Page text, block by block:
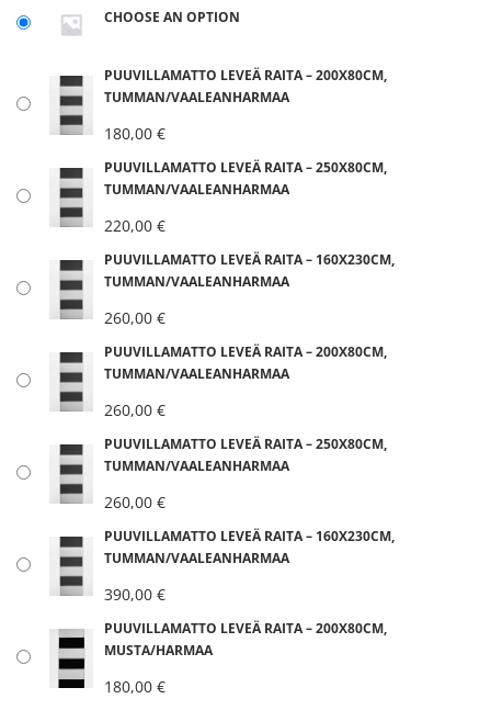
CHOOSE AN OPTION
PUUVILLAMATTO LEVEÄ RAITA – 200X80CM,
TUMMAN/VAALEANHARMAA
180,00 €
PUUVILLAMATTO LEVEÄ RAITA – 250X80CM,
TUMMAN/VAALEANHARMAA
220,00 €
PUUVILLAMATTO LEVEÄ RAITA – 160X230CM,
TUMMAN/VAALEANHARMAA
260,00 €
PUUVILLAMATTO LEVEÄ RAITA – 200X80CM,
TUMMAN/VAALEANHARMAA
260,00 €
PUUVILLAMATTO LEVEÄ RAITA – 250X80CM,
TUMMAN/VAALEANHARMAA
260,00 €
PUUVILLAMATTO LEVEÄ RAITA – 160X230CM,
TUMMAN/VAALEANHARMAA
390,00 €
PUUVILLAMATTO LEVEÄ RAITA – 200X80CM,
MUSTA/HARMAA
180,00 €